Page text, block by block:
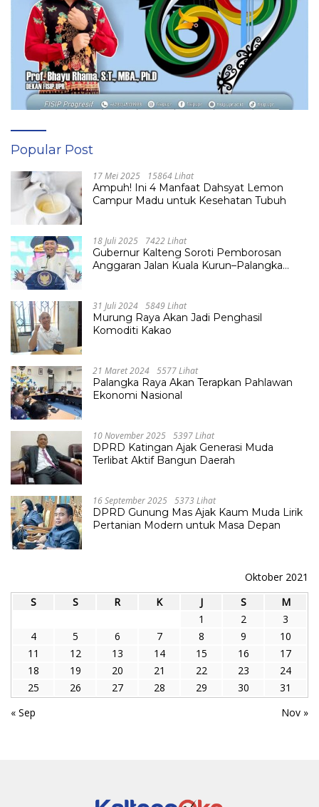
Popular Post
17 Mei 2025 15864 Lihat
Ampuh! Ini 4 Manfaat Dahsyat Lemon
Campur Madu untuk Kesehatan Tubuh
18 Juli 2025 7422 Lihat
Gubernur Kalteng Soroti Pemborosan
Anggaran Jalan Kuala Kurun–Palangka
31 Juli 2024 5849 Lihat
Murung Raya Akan Jadi Penghasil
Komoditi Kakao
21 Maret 2024 5577 Lihat
Palangka Raya Akan Terapkan Pahlawan
Ekonomi Nasional
10 November 2025 5397 Lihat
DPRD Katingan Ajak Generasi Muda
Terlibat Aktif Bangun Daerah
16 September 2025 5373 Lihat
DPRD Gunung Mas Ajak Kaum Muda Lirik
Pertanian Modern untuk Masa Depan
Oktober 2021
S
S R K J S
M
1
2
3
4
5 6 7 8 9
10
11
12 13 14 15 16
17
18
19 20 21 22 23
24
25
26 27 28 29 30
31
« Sep
Nov »